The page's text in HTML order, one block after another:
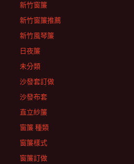
新竹窗簾
新竹窗簾推薦
新竹風琴簾
日夜簾
未分類
沙發套訂做
沙發布套
直立紗簾
窗簾 種類
窗簾樣式
窗簾訂做